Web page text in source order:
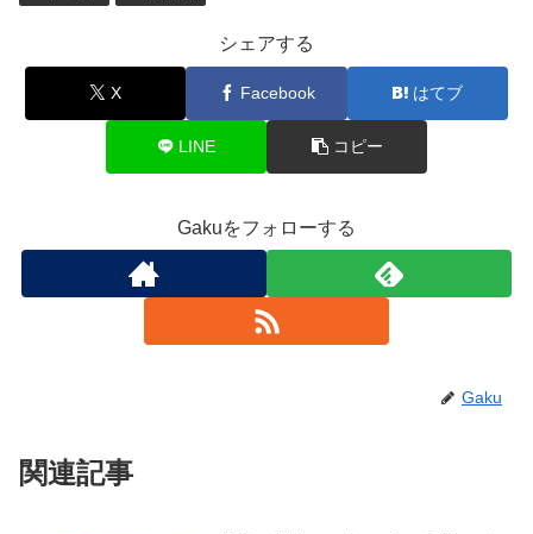
シェアする
X Facebook はてブ
LINE コピー
Gakuをフォローする
Gaku
関連記事